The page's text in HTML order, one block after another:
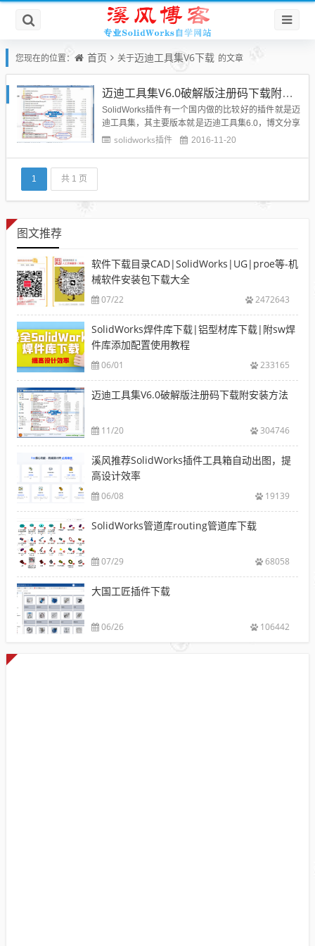
您现在的位置： 首页 关于迈迪工具集V6下载 的文章
迈迪工具集V6.0破解版注册码下载附安装方法
SolidWorks插件有一个国内做的比较好的插件就是迈
迪工具集，其主要版本就是迈迪工具集6.0，博文分享
的迈迪工具集6.0大家可以下载使用它的标准件部分功
solidworks插件 2016-11-20
1 共 1 页
图文推荐
软件下载目录CAD|SolidWorks|UG|proe等-机
械软件安装包下载大全
07/22 2472643
SolidWorks焊件库下载|铝型材库下载|附sw焊
件库添加配置使用教程
06/01 233165
迈迪工具集V6.0破解版注册码下载附安装方法
11/20 304746
溪风推荐SolidWorks插件工具箱自动出图，提
高设计效率
06/08 19139
SolidWorks管道库routing管道库下载
07/29 68058
大国工匠插件下载
06/26 106442